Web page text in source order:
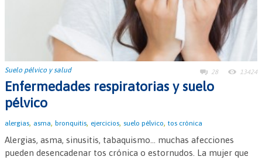
Suelo pélvico y salud 28 13424
Enfermedades respiratorias y suelo
pélvico
alergias, asma, bronquitis, ejercicios, suelo pélvico, tos crónica
Alergias, asma, sinusitis, tabaquismo... muchas afecciones
pueden desencadenar tos crónica o estornudos. La mujer que